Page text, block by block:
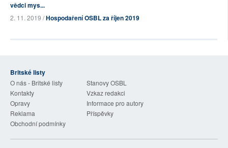
vědci mys...
2. 11. 2019 /Hospodaření OSBL za říjen 2019
Britské listy
O nás - Britské listy
Stanovy OSBL
Kontakty
Vzkaz redakci
Opravy
Informace pro autory
Reklama
Příspěvky
Obchodní podmínky